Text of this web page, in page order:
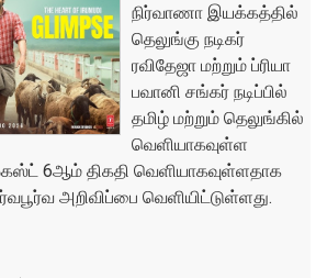
நிர்வாணா இயக்கத்தில்
தெலுங்கு நடிகர்
ரவிதேஜா மற்றும் ப்ரியா
பவானி சங்கர் நடிப்பில்
தமிழ் மற்றும் தெலுங்கில்
வெளியாகவுள்ள
6ஆம் திகதி வெளியாகவுள்ளதாக
அறிவிப்பை வெளியிட்டுள்ளது.